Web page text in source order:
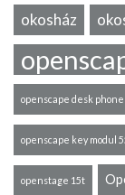
okosház
openscape desk phone
openscape key modul
openstage 15t